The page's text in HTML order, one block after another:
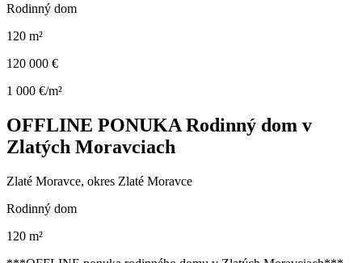
Rodinný dom
120 m²
120 000 €
1 000 €/m²
OFFLINE PONUKA Rodinný dom v
Zlatých Moravciach
Zlaté Moravce, okres Zlaté Moravce
Rodinný dom
120 m²